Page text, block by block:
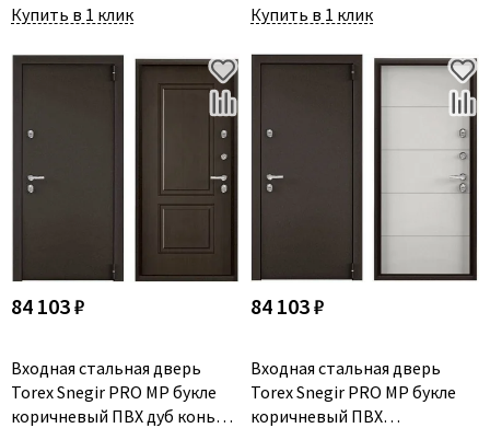
Poseidon
Profil Doors
Profilo Porte
STR
Uberture
Valcomp
Verum
Viporte
Купить в 1 клик Купить в 1 клик
84 103 ₽
Входная стальная дверь
Torex Snegir PRO MP букле
коричневый ПВХ дуб коньяк
84 103 ₽
Входная стальная дверь
Torex Snegir PRO MP букле
коричневый ПВХ